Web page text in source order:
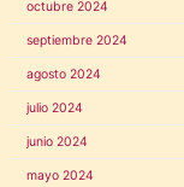
octubre 2024
septiembre 2024
agosto 2024
julio 2024
junio 2024
mayo 2024